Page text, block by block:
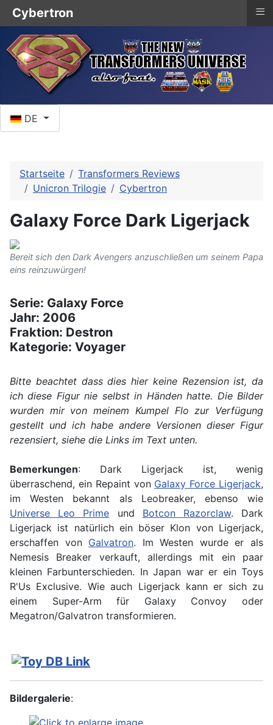
DE
Startseite
Transformers Reviews
Unicron Trilogie
Cybertron
Galaxy Force Dark Ligerjack
Bereit sich den Dark Avengers anzuschließen um seinem Papa
eins reinzuwürgen!
Serie: Galaxy Force
Jahr: 2006
Fraktion: Destron
Kategorie: Voyager
Bitte beachtet dass dies hier keine Rezension ist, da
ich diese Figur nie selbst in Händen hatte. Die Bilder
wurden mir von meinem Kumpel Flo zur Verfügung
gestellt und ich habe andere Versionen dieser Figur
rezensiert, siehe die Links im Text unten.
Bemerkungen: Dark Ligerjack ist, wenig
überraschend, ein Repaint von Galaxy Force Ligerjack,
im Westen bekannt als Leobreaker, ebenso wie
Universe Leo Prime und Botcon Razorclaw. Dark
Ligerjack ist natürlich ein böser Klon von Ligerjack,
erschaffen von Galvatron. Im Westen wurde er als
Nemesis Breaker verkauft, allerdings mit ein paar
kleinen Farbunterschieden. In Japan war er ein Toys
R'Us Exclusive. Wie auch Ligerjack kann er sich zu
einem Super-Arm für Galaxy Convoy oder
Megatron/Galvatron transformieren.
Bildergalerie:
Cybertron ≡